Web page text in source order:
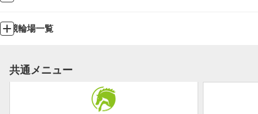
競輪場一覧
共通メニュー